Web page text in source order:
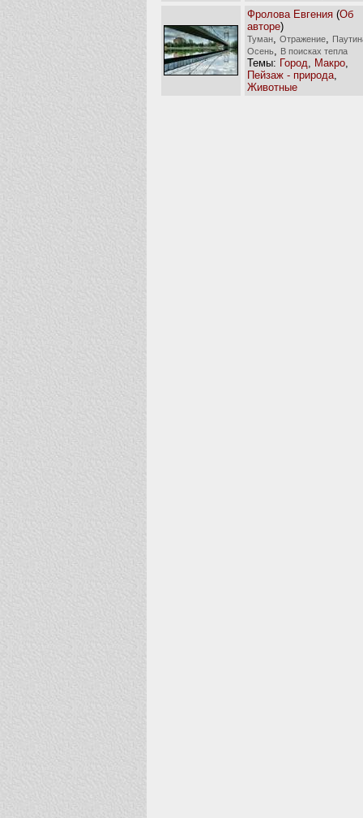
Фролова Евгения (Об
авторе)
Туман Отражение
Осень
В поисках тепла
Темы: Город Макро
Пейзаж - природа
Животные